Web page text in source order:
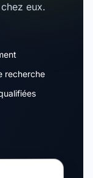
eux.
recherche